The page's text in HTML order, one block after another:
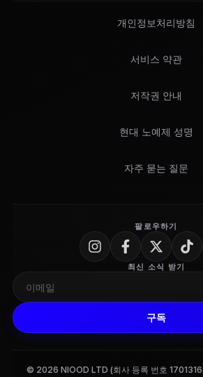
개인정보처리방침
서비스 약관
저작권 안내
현대 노예제 성명
자주 묻는 질문
팔로우하기
최신 소식 받기
구독
© 2026 NIOOD LTD (회사 등록 번호